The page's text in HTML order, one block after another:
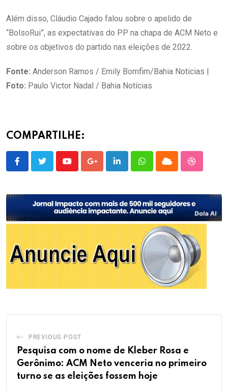
Além disso, Cláudio Cajado falou sobre o apelido de
“BolsoRui”, as expectativas do PP na chapa de ACM Neto e
sobre os objetivos do partido nas eleições de 2022.
Fonte: Anderson Ramos / Emily Bomfim/Bahia Noticias |
Foto: Paulo Victor Nadal / Bahia Notícias
COMPARTILHE:
YoutubeGoogle+LinkedInWhatsappCloud
PREVIOUS POST
Pesquisa com o nome de Kleber Rosa e
Gerônimo: ACM Neto venceria no primeiro
turno se as eleições fossem hoje